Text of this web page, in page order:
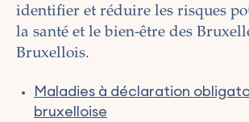
identifier et réduire les risques
la santé et le bien-être des
Bruxellois.
Maladies à déclaration
bruxelloise